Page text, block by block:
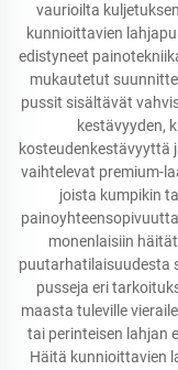
vaurioilta
kunnioittavien
edistyneet
mukautetut
pussit sisältävät
kestävyyden,
kosteudenkestävyyttä
vaihtelevat premium-
joista kumpikin
monenlaisiin
puutarhatilaisuudesta
pusseja eri
maasta tuleville
tai perinteisen lahjan
Häitä kunnioittavien